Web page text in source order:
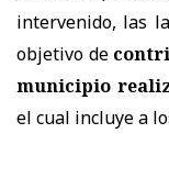
intervenido, las
objetivo de
municipio
el cual incluye a